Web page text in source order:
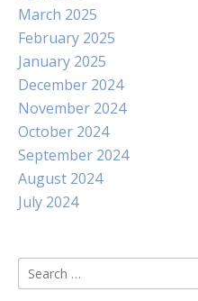
March 2025
February 2025
January 2025
December 2024
November 2024
October 2024
September 2024
August 2024
July 2024
Search
for: